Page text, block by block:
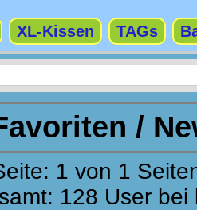
XL-Kissen TAGs
/
1 von 1
128 User